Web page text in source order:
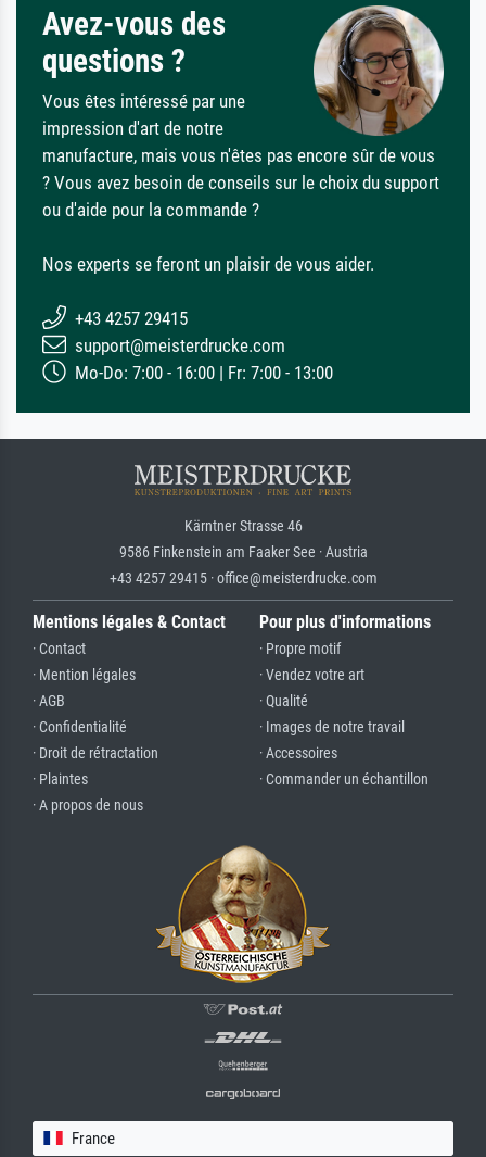
Avez-vous des
questions ?
Vous êtes intéressé par une
impression d'art de notre
manufacture, mais vous n'êtes pas encore sûr de vous
? Vous avez besoin de conseils sur le choix du support
ou d'aide pour la commande ?
Nos experts se feront un plaisir de vous aider.
+43 4257 29415
support@meisterdrucke.com
Mo-Do: 7:00 - 16:00 | Fr: 7:00 - 13:00
Kärntner Strasse 46
9586 Finkenstein am Faaker See · Austria
+43 4257 29415 · office@meisterdrucke.com
Mentions légales & Contact
· Contact
· Mention légales
· AGB
· Confidentialité
· Droit de rétractation
· Plaintes
· A propos de nous
Pour plus d'informations
· Propre motif
· Vendez votre art
· Qualité
· Images de notre travail
· Accessoires
· Commander un échantillon
France